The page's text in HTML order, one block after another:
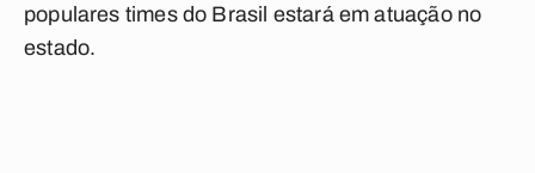
populares times do Brasil estará em atuação no
estado.